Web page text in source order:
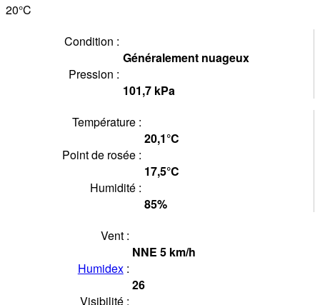
20°C
Condition :
Généralement nuageux
Pression :
101,7 kPa
Température :
20,1°C
Point de rosée :
17,5°C
Humidité :
85%
Vent :
NNE 5 km/h
Humidex:
26
Visibilité :